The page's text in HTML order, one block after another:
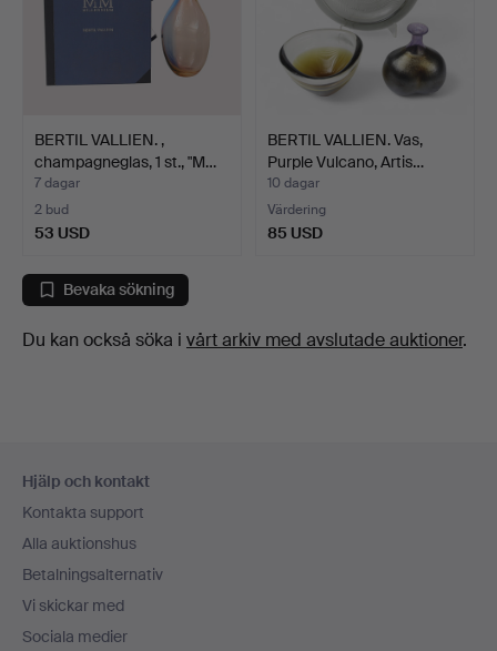
BERTIL VALLIEN. ,
champagneglas, 1 st., "M…
7 dagar
2 bud
53 USD
BERTIL VALLIEN. Vas,
Purple Vulcano, Artis…
10 dagar
Värdering
85 USD
Bevaka sökning
Du kan också söka i vårt arkiv med avslutade auktioner.
Hjälp och kontakt
Kontakta support
Alla auktionshus
Betalningsalternativ
Vi skickar med
Sociala medier